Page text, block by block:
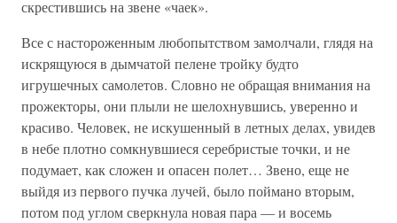
скрестившись на звене «чаек».
Все с настороженным любопытством замолчали, глядя на
искрящуюся в дымчатой пелене тройку будто
игрушечных самолетов. Словно не обращая внимания на
прожекторы, они плыли не шелохнувшись, уверенно и
красиво. Человек, не искушенный в летных делах, увидев
в небе плотно сомкнувшиеся серебристые точки, и не
подумает, как сложен и опасен полет… Звено, еще не
выйдя из первого пучка лучей, было поймано вторым,
потом под углом сверкнула новая пара — и восемь